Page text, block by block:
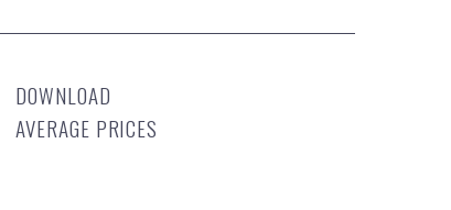
DOWNLOAD
AVERAGE PRICES